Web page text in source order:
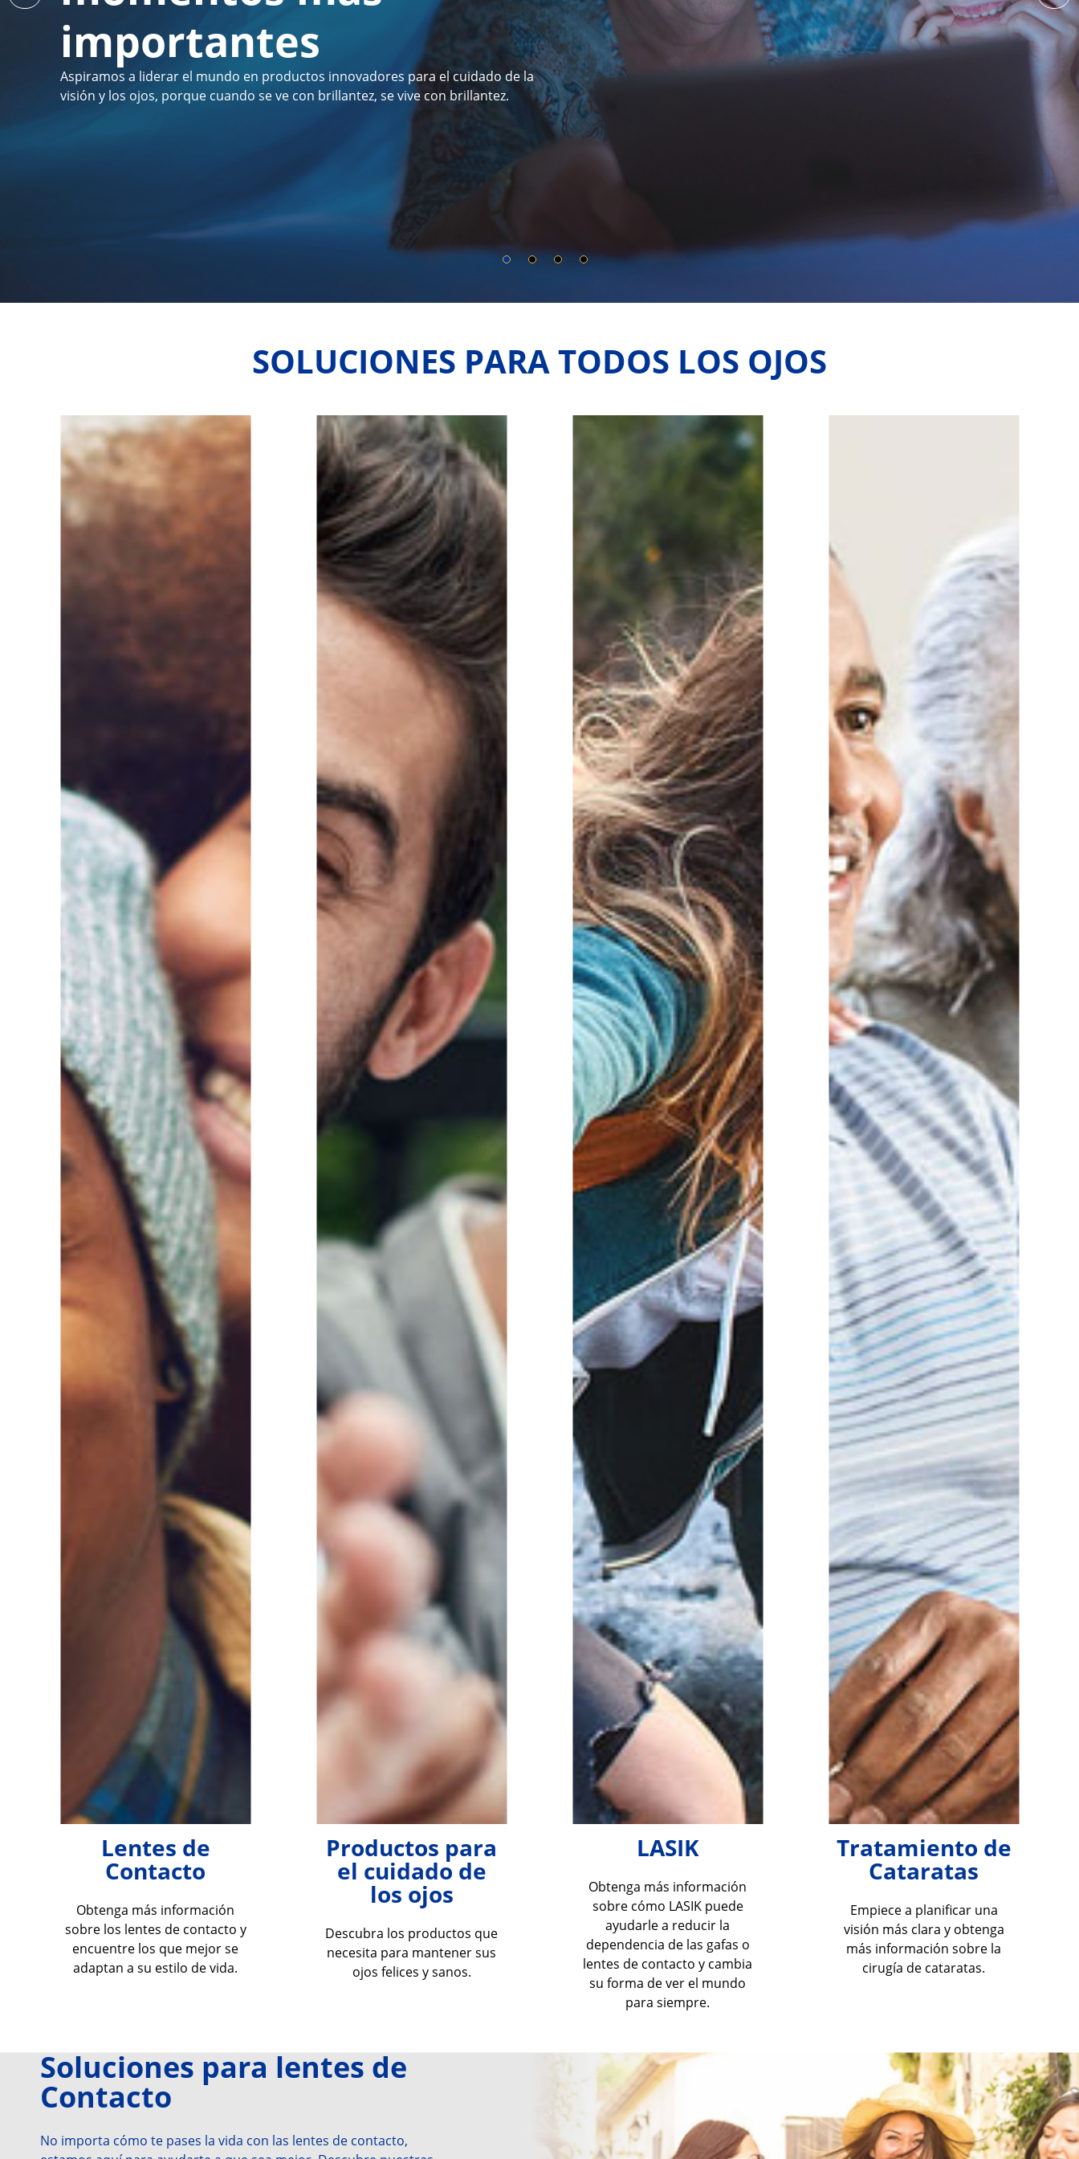
importantes
Aspiramos a liderar el mundo en productos innovadores para el cuidado de la
visión y los ojos, porque cuando se ve con brillantez, se vive con brillantez.
SOLUCIONES PARA TODOS LOS OJOS
Lentes de
Contacto
Obtenga más información
sobre los lentes de contacto y
encuentre los que mejor se
adaptan a su estilo de vida.
Productos para
el cuidado de
los ojos
Descubra los productos que
necesita para mantener sus
ojos felices y sanos.
LASIK
Obtenga más información
sobre cómo LASIK puede
ayudarle a reducir la
dependencia de las gafas o
lentes de contacto y cambia
su forma de ver el mundo
para siempre.
Tratamiento de
Cataratas
Empiece a planificar una
visión más clara y obtenga
más información sobre la
cirugía de cataratas.
Soluciones para lentes de
Contacto
No importa cómo te pases la vida con las lentes de contacto,